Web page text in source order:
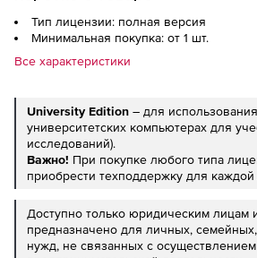
Тип лицензии: полная версия
Минимальная покупка: от 1 шт.
Все характеристики
University Edition – для
университетских компьютерах для
исследований).
Важно! При покупке любого типа
приобрести техподдержку для
Доступно только юридическим лицам
предназначено для личных,
нужд, не связанных с осуществлением